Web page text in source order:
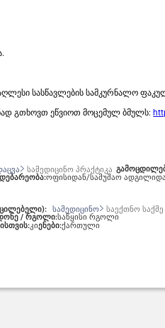
სამედიცინო პრაქტიკა
ოფისიდან/სამუშაო
სამედიცინო საექთნო საქმე
/ რგოლი:საწყისი რგოლი
კიენები:ქართული
სასწავლების სამკურნალო
გთხოვთ ეწვიოთ მოცემულ ბმულს: